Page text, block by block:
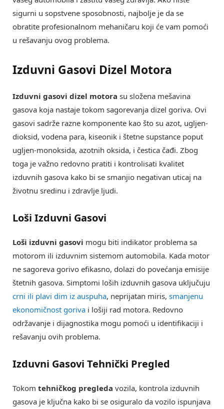
sigurni u sopstvene sposobnosti, najbolje je da se
obratite profesionalnom mehaničaru koji će vam pomoći
u rešavanju ovog problema.
Izduvni Gasovi Dizel Motora
Izduvni gasovi dizel motora su složena mešavina
gasova koja nastaje tokom sagorevanja dizel goriva. Ovi
gasovi sadrže razne komponente kao što su azot, ugljen-
dioksid, vodena para, kiseonik i štetne supstance poput
ugljen-monoksida, azotnih oksida, i čestica čađi. Zbog
toga je važno redovno pratiti i kontrolisati kvalitet
izduvnih gasova kako bi se smanjio negativan uticaj na
životnu sredinu i zdravlje ljudi.
Loši Izduvni Gasovi
Loši izduvni gasovi mogu biti indikator problema sa
motorom ili izduvnim sistemom automobila. Kada motor
ne sagoreva gorivo efikasno, dolazi do povećanja emisije
štetnih gasova. Simptomi loših izduvnih gasova uključuju
crni ili plavi dim iz auspuha, neprijatan miris, smanjenu
ekonomičnost goriva i lošiji rad motora. Redovno
održavanje i dijagnostika mogu pomoći u identifikaciji i
rešavanju ovih problema.
Izduvni Gasovi Tehnički Pregled
Tokom tehničkog pregleda vozila, kontrola izduvnih
gasova je ključna kako bi se osiguralo da vozilo ispunjava